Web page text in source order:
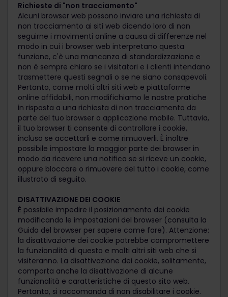
Richieste di "non tracciamento"
Alcuni browser web possono inviare una richiesta di
non tracciamento ai siti web dicendo loro di non
seguirne i movimenti online a causa di differenze nel
modo in cui i browser web interpretano questa
funzione, c'è una mancanza di standardizzazione e
non è sempre chiaro se i visitatori e i clienti intendano
trasmettere questi segnali o se ne siano consapevoli.
Pertanto, come molti altri siti web e piattaforme
online affidabili, non modifichiamo le nostre pratiche
in risposta a una richiesta di non tracciamento da
parte del tuo browser o applicazione mobile. Tuttavia,
il tuo browser ti consente di controllare i cookie,
incluso se accettarli e come rimuoverli. È inoltre
possibile impostare la maggior parte dei browser in
modo da ricevere una notifica se si riceve un cookie,
oppure bloccare o rimuovere del tutto i cookie, come
illustrato di seguito.
DISATTIVAZIONE DEI COOKIE
È possibile impedire il posizionamento dei cookie
modificando le impostazioni del browser (consulta la
Guida del browser per sapere come fare). Attenzione:
la disattivazione dei cookie potrebbe compromettere
la funzionalità di questo e molti altri siti web che si
visiteranno. La disattivazione dei cookie, solitamente,
comporta anche la disattivazione di alcune
funzionalità e caratteristiche di questo sito web.
Pertanto, si raccomanda di non disabilitare i cookie.